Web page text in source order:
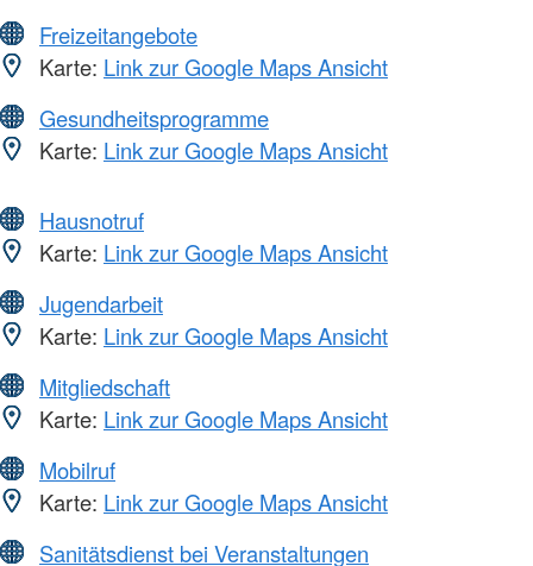
Freizeitangebote
Karte: Link zur Google Maps Ansicht
Gesundheitsprogramme
Karte: Link zur Google Maps Ansicht
Hausnotruf
Karte: Link zur Google Maps Ansicht
Jugendarbeit
Karte: Link zur Google Maps Ansicht
Mitgliedschaft
Karte: Link zur Google Maps Ansicht
Mobilruf
Karte: Link zur Google Maps Ansicht
Sanitätsdienst bei Veranstaltungen